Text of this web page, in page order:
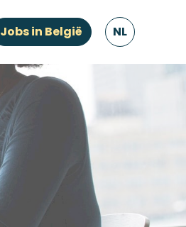
Jobs in België NL